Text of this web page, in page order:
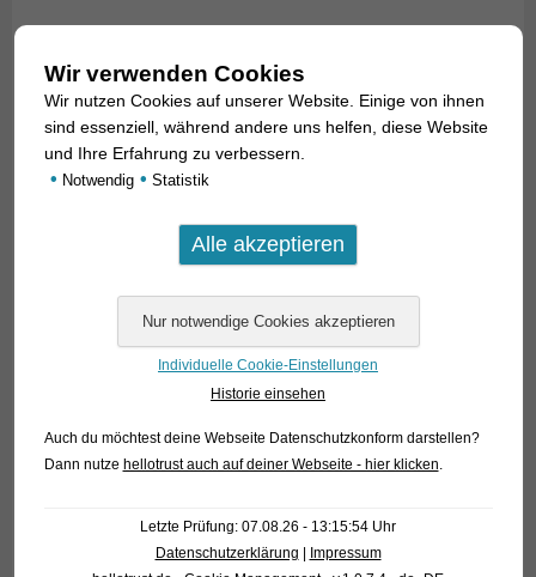
beliebter Speisefisch. Die Aquarienpflege und Zucht sind
problemlos, allerdings brauchen diese Buntbarsche wirklich
große Aquarien, sonst ist nur die Haltung eines einzelnen
Exemplares möglich; in zu kleinen Aquarien bringen sie jeden
Mitbewohner, egal ob artgleich oder artfremd, um.
Wir verwenden Cookies
Wir nutzen Cookies auf unserer Website. Einige von ihnen
sind essenziell, während andere uns helfen, diese Website
und Ihre Erfahrung zu verbessern.
• Notwendig • Statistik
Individuelle Cookie-Einstellungen
Historie einsehen
Auch du möchtest deine Webseite Datenschutzkonform darstellen?
Dann nutze hellotrust auch auf deiner Webseite - hier klicken.
Letzte Prüfung: 07.08.26 - 13:15:54 Uhr
Datenschutzerklärung
Impressum